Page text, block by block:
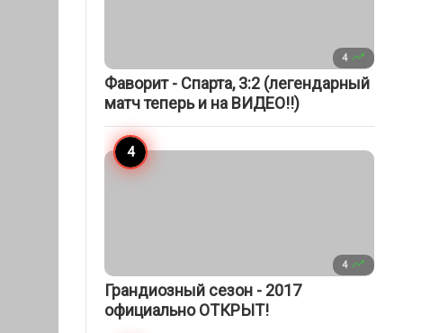
4 
Фаворит - Спарта, 3:2 (легендарный
матч теперь и на ВИДЕО!!)
4 
Грандиозный сезон - 2017
официально ОТКРЫТ!